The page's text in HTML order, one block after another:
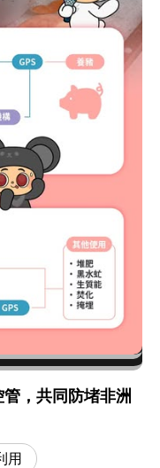
，共同防堵非洲
用